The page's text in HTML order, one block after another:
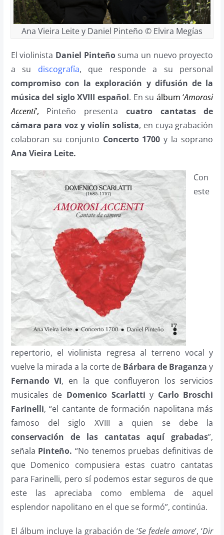
Ana Vieira Leite y Daniel Pinteño © Elvira Megías
El violinista Daniel Pinteñosuma un nuevo proyecto
a su discografía, que responde a su personal
compromiso con la exploración y difusión de la
música del siglo XVIII español. En su álbum ‘Amorosi
Accenti’, Pinteño presenta cuatro cantatas de
cámara para voz y violín solista, en cuya grabación
colaboran su conjunto Concerto 1700 y la soprano
Ana Vieira Leite.
Con
este
repertorio, el violinista regresa al terreno vocal y
vuelve la mirada a la corte de Bárbara de Braganza y
Fernando VI, en la que confluyeron los servicios
musicales de Domenico Scarlatti y Carlo Broschi
Farinelli, “el cantante de formación napolitana más
famoso del siglo XVIII a quien se debe la
conservación de las cantatas aquí grabadas”,
señala Pinteño. “No tenemos pruebas definitivas de
que Domenico compusiera estas cuatro cantatas
para Farinelli, pero sí podemos estar seguros de que
este las apreciaba como emblema de aquel
esplendor napolitano en el que se formó”, continúa.
El álbum incluye la grabación de ‘Se fedele amore’, ‘Dir